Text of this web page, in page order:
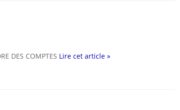
DES COMPTES Lire cet article »